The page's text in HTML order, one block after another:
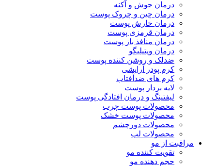
درمان جوش و آکنه
درمان چین و چروک پوست
درمان خارش پوست
درمان قرمزی پوست
درمان منافذ باز پوست
درمان ویتیلیگو
ضدلک و روشن کننده پوست
کرم پودر آرایشی
کرم های ضدآفتاب
لایه بردار پوست
لیفتینگ و درمان افتادگی پوست
محصولات پوست چرب
محصولات پوست خشک
محصولات دورچشم
محصولات لب
مراقبت از مو
تقویت کننده مو
حجم دهنده مو